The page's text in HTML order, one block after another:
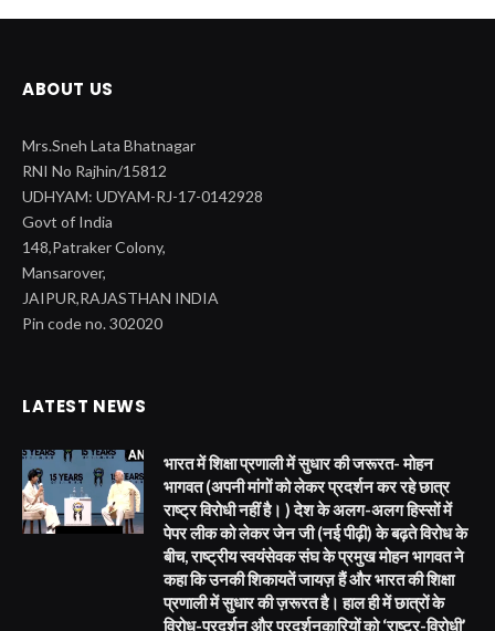
ABOUT US
Mrs.Sneh Lata Bhatnagar
RNI No Rajhin/15812
UDHYAM: UDYAM-RJ-17-0142928
Govt of India
148,Patraker Colony,
Mansarover,
JAIPUR,RAJASTHAN INDIA
Pin code no. 302020
LATEST NEWS
भारत में शिक्षा प्रणाली में सुधार की जरूरत- मोहन
भागवत (अपनी मांगों को लेकर प्रदर्शन कर रहे छात्र
राष्ट्र विरोधी नहीं है। ) देश के अलग-अलग हिस्सों में
पेपर लीक को लेकर जेन जी (नई पीढ़ी) के बढ़ते विरोध के
बीच, राष्ट्रीय स्वयंसेवक संघ के प्रमुख मोहन भागवत ने
कहा कि उनकी शिकायतें जायज़ हैं और भारत की शिक्षा
प्रणाली में सुधार की ज़रूरत है। हाल ही में छात्रों के
विरोध-प्रदर्शन और प्रदर्शनकारियों को ‘राष्ट्र-विरोधी’